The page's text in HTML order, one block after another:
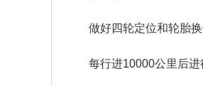
做好四轮定位和轮胎换
每行进10000公里后进